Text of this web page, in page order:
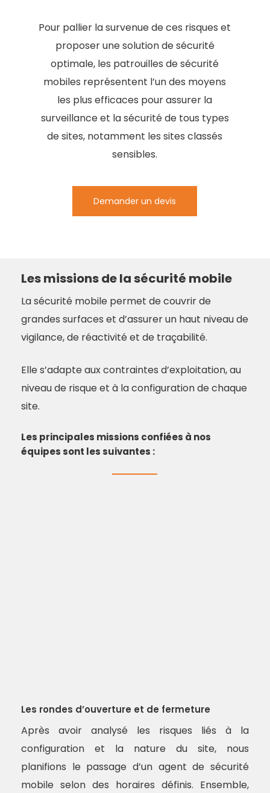
Pour pallier la survenue de ces risques et
proposer une solution de sécurité
optimale, les patrouilles de sécurité
mobiles représentent l’un des moyens
les plus efficaces pour assurer la
surveillance et la sécurité de tous types
de sites, notamment les sites classés
sensibles.
Demander un devis
Les missions de la sécurité mobile
La sécurité mobile permet de couvrir de
grandes surfaces et d’assurer un haut niveau de
vigilance, de réactivité et de traçabilité.
Elle s’adapte aux contraintes d’exploitation, au
niveau de risque et à la configuration de chaque
site.
Les principales missions confiées à nos
équipes sont les suivantes :
Les rondes d’ouverture et de fermeture
Après avoir analysé les risques liés à la
configuration et la nature du site, nous
planifions le passage d’un agent de sécurité
mobile selon des horaires définis. Ensemble,